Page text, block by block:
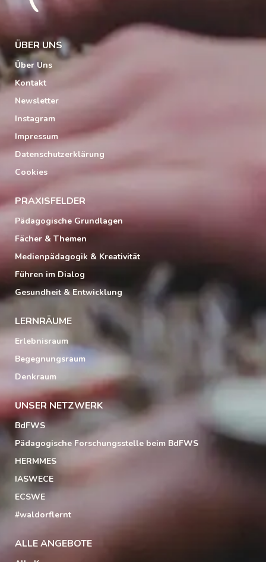
ÜBER UNS
Über Uns
Kontakt
Newsletter
Instagram
Impressum
Datenschutzerklärung
Cookies
PRAXISFELDER
Pädagogische Grundlagen
Fächer & Themen
Medienpädagogik & Kreativität
Führen im Dialog
Gesundheit & Entwicklung
LERNRÄUME
Erlebnisraum
Begegnungsraum
Denkraum
UNSER NETZWERK
BdFWS
Pädagogische Forschungsstelle beim BdFWS
HERMMES
IASWECE
ECSWE
#waldorflernt
ALLE ANGEBOTE